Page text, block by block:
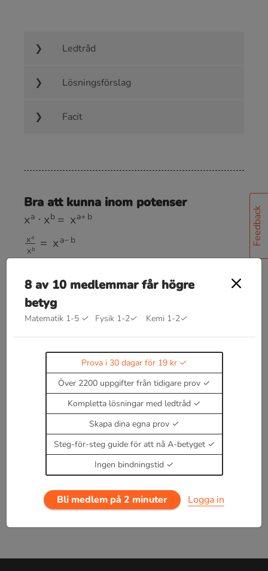
Feedback
Ledtråd
Lösningsförslag
Facit
Bra att kunna inom potenser
a b= +b
xa xa −
(ax)y=axy
axbx =(ab)x
axbx=
(ab)x
x,a,b≠0
=
Läs teori om potenser
Enbart medlemmar kan kommentera.
dagar för 19 kr.
Logga inellerBli medlem nu
8 av 10 medlemmar får högre
betyg
Matematik 1-5 ✓ Fysik 1-2✓ Kemi 1-2✓
Prova i 30 dagar för 19 kr
Över 2200 uppgifter från tidigare prov
Kompletta lösningar med ledtråd
Skapa dina egna prov
Steg-för-steg guide för att nå A-betyget
Ingen bindningstid
Bli medlem på 2 minuter Logga in